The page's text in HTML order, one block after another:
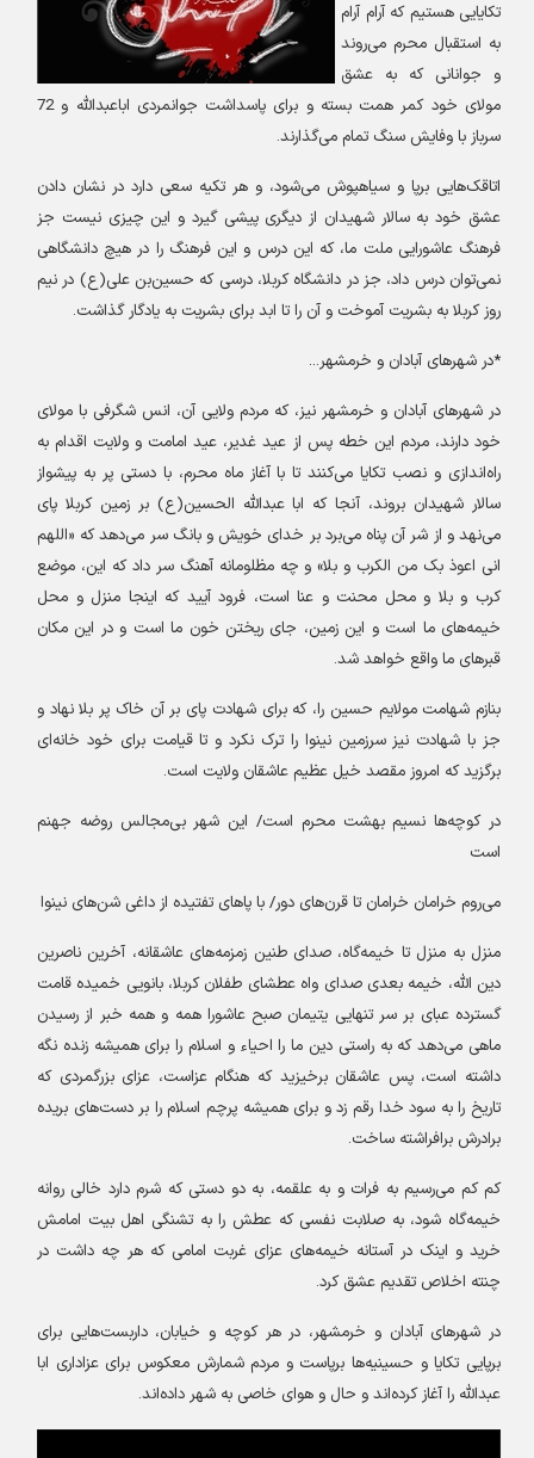
تکایایی هستیم که آرام آرام
به استقبال محرم می‌روند
و جوانانی که به عشق
مولای خود کمر همت بسته و برای پاسداشت جوانمردی اباعبدالله و 72
سرباز با وفایش سنگ تمام می‌گذارند.
اتاقک‌هایی برپا و سیاهپوش می‌شود، و هر تکیه سعی دارد در نشان دادن
عشق خود به سالار شهیدان از دیگری پیشی گیرد و این چیزی نیست جز
فرهنگ عاشورایی ملت ما، که این درس و این فرهنگ را در هیچ دانشگاهی
نمی‌توان درس داد، جز در دانشگاه کربلا، درسی که حسین‌بن علی(ع) در نیم
روز کربلا به بشریت آموخت و آن را تا ابد برای بشریت به یادگار گذاشت.
در شهرهای آبادان و خرمشهر...
در شهرهای آبادان و خرمشهر نیز، که مردم ولایی آن، انس شگرفی با مولای
خود دارند، مردم این خطه پس از عید غدیر، عید امامت و ولایت اقدام به
راه‌اندازی و نصب تکایا می‌کنند تا با آغاز ماه محرم، با دستی پر به پیشواز
سالار شهیدان بروند، آنجا که ابا عبدالله الحسین(ع) بر زمین کربلا پای
می‌نهد و از شر آن پناه می‌برد بر خدای خویش و بانگ سر می‌دهد که «اللهم
انی اعوذ بک من الکرب و بلا» و چه مظلومانه آهنگ سر داد که این، موضع
کرب و بلا و محل محنت و عنا است، فرود آیید که اینجا منزل و محل
خیمه‌های ما است و این زمین، جای ریختن خون ما است و در این مکان
قبرهای ما واقع خواهد شد.
بنازم شهامت مولایم حسین را، که برای شهادت پای بر آن خاک پر بلا نهاد و
جز با شهادت نیز سرزمین نینوا را ترک نکرد و تا قیامت برای خود خانه‌ای
برگزید که امروز مقصد خیل عظیم عاشقان ولایت است.
در کوچه‌ها نسیم بهشت محرم است/ این شهر بی‌مجالس روضه جهنم
است
می‌روم خرامان خرامان تا قرن‌های دور/ با پاهای تفتیده از داغی شن‌های نینوا
منزل به منزل تا خیمه‌گاه، صدای طنین زمزمه‌های عاشقانه، آخرین ناصرین
دین الله، خیمه بعدی صدای واه عطشای طفلان کربلا، بانویی خمیده قامت
گسترده عبای بر سر تنهایی یتیمان صبح عاشورا همه و همه خبر از رسیدن
ماهی می‌دهد که به راستی دین ما را احیاء و اسلام را برای همیشه زنده نگه
داشته است، پس عاشقان برخیزید که هنگام عزاست، عزای بزرگمردی که
تاریخ را به سود خدا رقم زد و برای همیشه پرچم اسلام را بر دست‌های بریده
برادرش برافراشته ساخت.
کم کم می‌رسیم به فرات و به علقمه، به دو دستی که شرم دارد خالی روانه
خیمه‌گاه شود، به صلابت نفسی که عطش را به تشنگی اهل بیت امامش
خرید و اینک در آستانه خیمه‌های عزای غربت امامی که هر چه داشت در
چنته اخلاص تقدیم عشق کرد.
در شهرهای آبادان و خرمشهر، در هر کوچه و خیابان، داربست‌هایی برای
برپایی تکایا و حسینیه‌ها برپاست و مردم شمارش معکوس برای عزاداری ابا
عبدالله را آغاز کرده‌اند و حال و هوای خاصی به شهر داده‌اند.